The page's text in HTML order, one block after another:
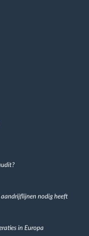
nodig heeft
in Europa